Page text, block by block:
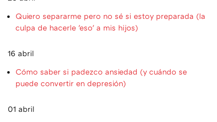
Quiero separarme pero no sé si estoy preparada (la
culpa de hacerle 'eso' a mis hijos)
16 abril
Cómo saber si padezco ansiedad (y cuándo se
puede convertir en depresión)
01 abril